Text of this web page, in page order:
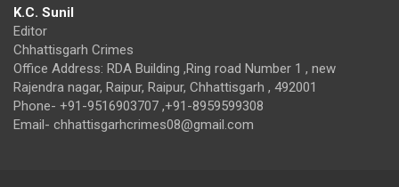
K.C. Sunil
Editor
Chhattisgarh Crimes
Office Address: RDA Building ,Ring road Number 1 , new
Rajendra nagar, Raipur, Raipur, Chhattisgarh , 492001
Phone- +91-9516903707 ,+91-8959599308
Email- chhattisgarhcrimes08@gmail.com